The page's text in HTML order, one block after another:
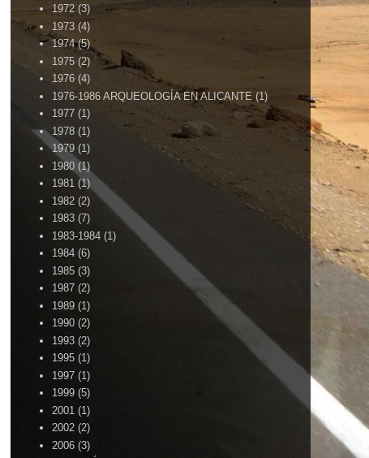
1972 (3)
1973 (4)
1974 (5)
1975 (2)
1976 (4)
1976-1986 ARQUEOLOGÍA EN ALICANTE (1)
1977 (1)
1978 (1)
1979 (1)
1980 (1)
1981 (1)
1982 (2)
1983 (7)
1983-1984 (1)
1984 (6)
1985 (3)
1987 (2)
1989 (1)
1990 (2)
1993 (2)
1995 (1)
1997 (1)
1999 (5)
2001 (1)
2002 (2)
2006 (3)